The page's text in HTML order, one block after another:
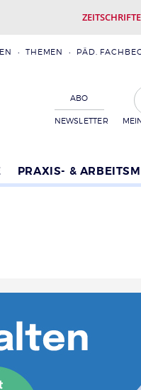
THEMEN PÄD.
ABO
NEWSLETTER
PRAXIS- &